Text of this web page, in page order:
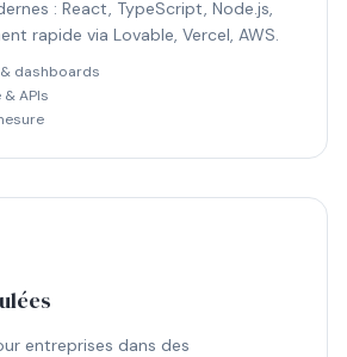
: React, TypeScript, Node.js,
rapide via Lovable, Vercel, AWS.
dashboards
APIs
entreprises dans des